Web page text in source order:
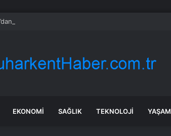
cam ambalaj tasarımında bütüncül yaklaşım
EKONOMI SAĞLIK TEKNOLOJI YAŞAM